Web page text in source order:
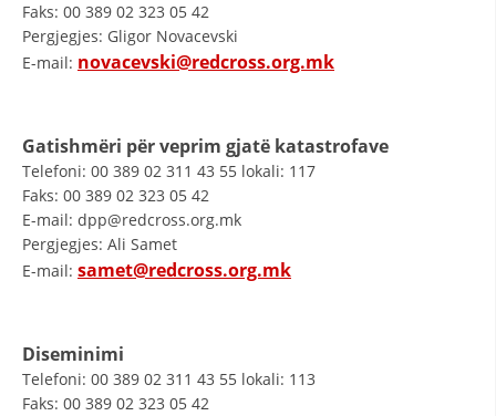
STRATEGJI
MATERIAL EDUKATIVO INFORMATIV
PRESENTATIONS
Faks: 00 389 02 323 05 42
Pergjegjes: Gligor Novacevski
E-mail: novacevski@redcross.org.mk
Gatishmëri për veprim gjatë katastrofave
Telefoni: 00 389 02 311 43 55 lokali: 117
Faks: 00 389 02 323 05 42
E-mail: dpp@redcross.org.mk
Pergjegjes: Ali Samet
E-mail: samet@redcross.org.mk
Diseminimi
Telefoni: 00 389 02 311 43 55 lokali: 113
Faks: 00 389 02 323 05 42